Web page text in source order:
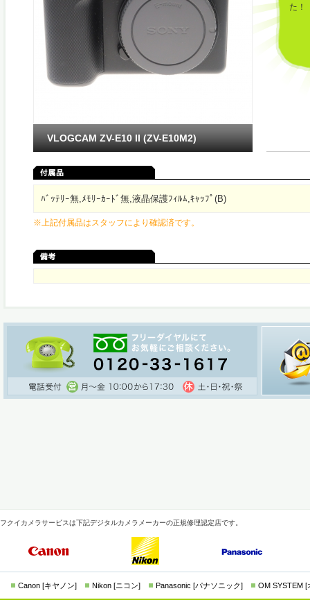
た！
VLOGCAM ZV-E10 II (ZV-E10M2)
ﾊﾞｯﾃﾘｰ無,ﾒﾓﾘｰｶｰﾄﾞ無,液晶保護ﾌｨﾙﾑ,ｷｬｯﾌﾟ(B)
※上記付属品はスタッフにより確認済です。
フクイカメラサービスは下記デジタルカメラメーカーの正規修理認定店です。
Canon [キヤノン] Nikon [ニコン] Panasonic [パナソニック] OM SYSTEM [